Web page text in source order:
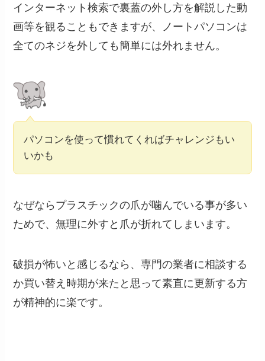
インターネット検索で裏蓋の外し方を解説した動
画等を観ることもできますが、ノートパソコンは
全てのネジを外しても簡単には外れません。
パソコンを使って慣れてくればチャレンジもい
いかも
なぜならプラスチックの爪が噛んでいる事が多い
ためで、無理に外すと爪が折れてしまいます。
破損が怖いと感じるなら、専門の業者に相談する
か買い替え時期が来たと思って素直に更新する方
が精神的に楽です。